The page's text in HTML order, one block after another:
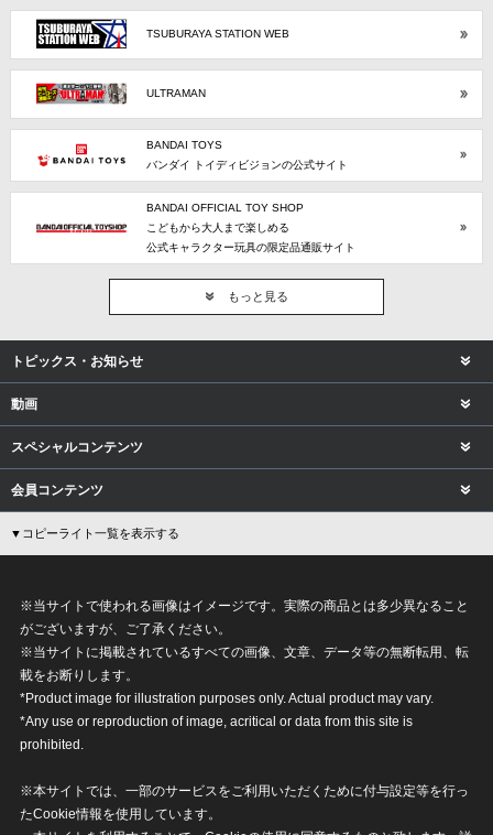
TSUBURAYA STATION WEB
ULTRAMAN
BANDAI TOYS
バンダイ トイディビジョンの公式サイト
BANDAI OFFICIAL TOY SHOP
こどもから大人まで楽しめる
公式キャラクター玩具の限定品通販サイト
もっと見る
トピックス・お知らせ
動画
スペシャルコンテンツ
会員コンテンツ
▼コピーライト一覧を表示する
※当サイトで使われる画像はイメージです。実際の商品とは多少異なること
がございますが、ご了承ください。
※当サイトに掲載されているすべての画像、文章、データ等の無断転用、転
載をお断りします。
*Product image for illustration purposes only. Actual product may vary.
*Any use or reproduction of image, acritical or data from this site is
prohibited.
※本サイトでは、一部のサービスをご利用いただくために付与設定等を行っ
たCookie情報を使用しています。